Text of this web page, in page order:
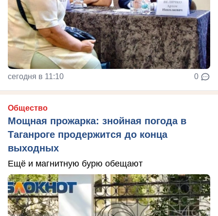
сегодня в 11:10 0
Общество
Мощная прожарка: знойная погода в
Таганроге продержится до конца
выходных
Ещё и магнитную бурю обещают